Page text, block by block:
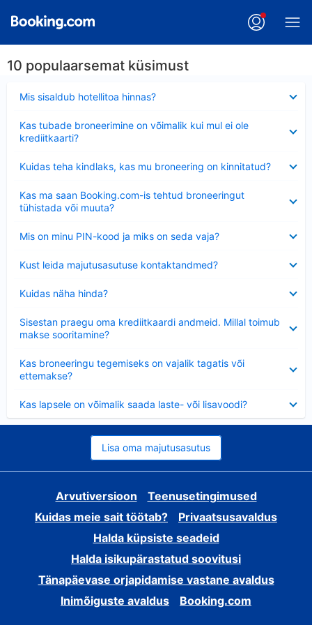
10 populaarsemat küsimust
Mis sisaldub hotellitoa hinnas?
Kas tubade broneerimine on võimalik kui mul ei ole
krediitkaarti?
Kuidas teha kindlaks, kas mu broneering on kinnitatud?
Kas ma saan Booking.com-is tehtud broneeringut
tühistada või muuta?
Mis on minu PIN-kood ja miks on seda vaja?
Kust leida majutusasutuse kontaktandmed?
Kuidas näha hinda?
Sisestan praegu oma krediitkaardi andmeid. Millal toimub
makse sooritamine?
Kas broneeringu tegemiseks on vajalik tagatis või
ettemakse?
Kas lapsele on võimalik saada laste- või lisavoodi?
Lisa oma majutusasutus
Arvutiversioon
Teenusetingimused
Kuidas meie sait töötab?
Privaatsusavaldus
Halda küpsiste seadeid
Halda isikupärastatud soovitusi
Tänapäevase orjapidamise vastane avaldus
Inimõiguste avaldus
Booking.com